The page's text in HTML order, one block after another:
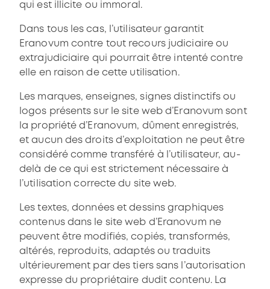
qui est illicite ou immoral.
Dans tous les cas, l’utilisateur garantit
Eranovum contre tout recours judiciaire ou
extrajudiciaire qui pourrait être intenté contre
elle en raison de cette utilisation.
Les marques, enseignes, signes distinctifs ou
logos présents sur le site web d’Eranovum sont
la propriété d’Eranovum, dûment enregistrés,
et aucun des droits d’exploitation ne peut être
considéré comme transféré à l’utilisateur, au-
delà de ce qui est strictement nécessaire à
l’utilisation correcte du site web.
Les textes, données et dessins graphiques
contenus dans le site web d’Eranovum ne
peuvent être modifiés, copiés, transformés,
altérés, reproduits, adaptés ou traduits
ultérieurement par des tiers sans l’autorisation
expresse du propriétaire dudit contenu. La